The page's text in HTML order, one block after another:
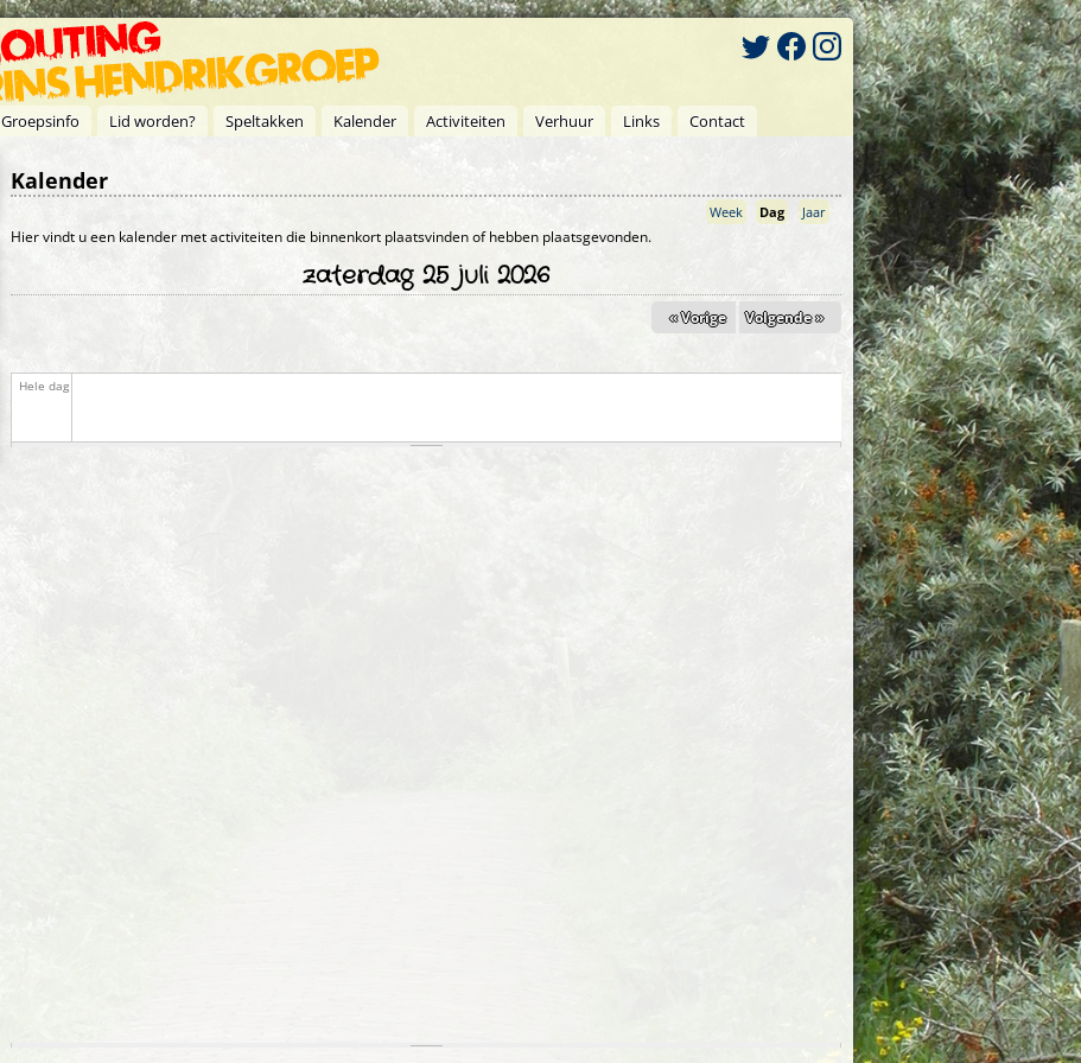
Groepsinfo Lid worden? Speltakken Kalender Activiteiten Verhuur Links Contact
Kalender
Primaire tabs
Week Dag (actieve tabblad)
Jaar
Hier vindt u een kalender met activiteiten die binnenkort plaatsvinden of hebben plaatsgevonden.
zaterdag 25 juli 2026
« Vorige Volgende »
Hele dag